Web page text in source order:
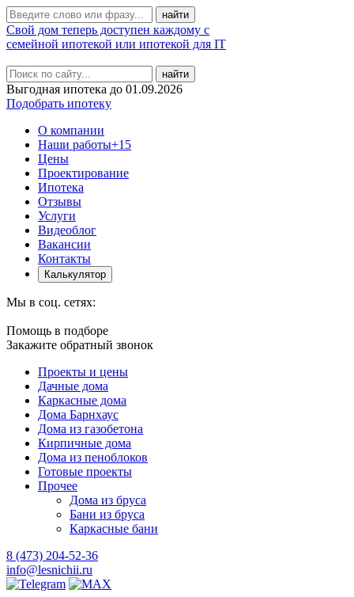
Свой дом теперь доступен каждому с
семейной ипотекой или ипотекой для IT
найти
Выгодная ипотека до 01.09.2026
Подобрать ипотеку
О компании
Наши работы+15
Цены
Проектирование
Ипотека
Отзывы
Услуги
Видеоблог
Вакансии
Контакты
Калькулятор
Мы в соц. сетях:
Помощь в подборе
Закажите обратный звонок
Проекты и цены
Дачные дома
Каркасные дома
Дома Барнхаус
Дома из газобетона
Кирпичные дома
Дома из пеноблоков
Готовые проекты
Прочее
Дома из бруса
Бани из бруса
Каркасные бани
8 (473) 204-52-36
info@lesnichii.ru